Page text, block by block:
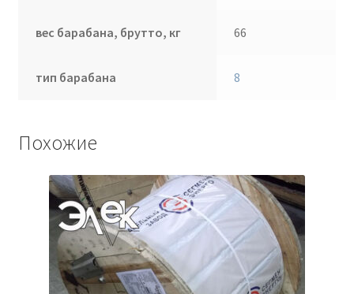
вес барабана, брутто, кг 66
тип барабана 8
Похожие